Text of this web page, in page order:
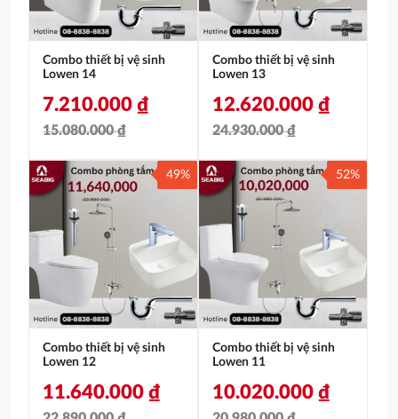
Combo thiết bị vệ sinh
Lowen 14
15.080.000₫
gốc
15.080.000 ₫.
7.210.000 ₫
hiện
là:
7.210.000 ₫.
Combo thiết bị vệ sinh
Lowen 13
24.930.000₫
gốc
24.930.000 ₫.
12.620.000 ₫
hiện
12.620.000 ₫.
Combo thiết bị vệ sinh
Lowen 12
11.640.000 ₫
49%
Combo thiết bị vệ sinh
Lowen 11
10.020.000 ₫
52%